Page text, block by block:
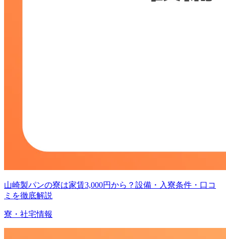
山崎製パンの寮は家賃3,000円から？設備・入寮条件・口コ
ミを徹底解説
寮・社宅情報